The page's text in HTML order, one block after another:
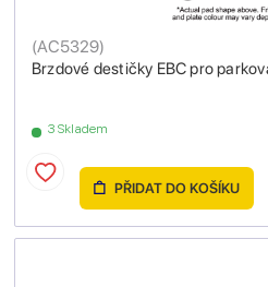
Brzdové destičky EBC pro
(AC5329)
3 Skladem
PŘIDAT DO KOŠÍKU